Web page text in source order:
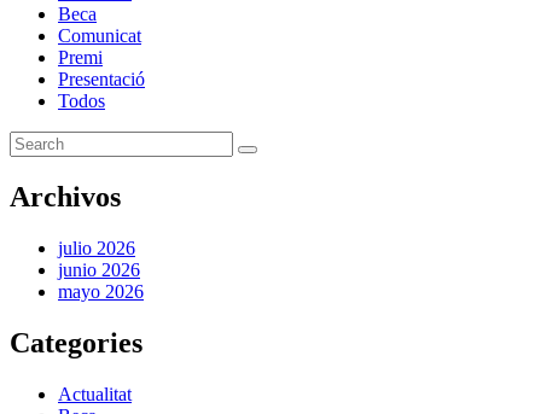
Beca
Comunicat
Premi
Presentació
Todos
Archivos
julio 2026
junio 2026
mayo 2026
Categories
Actualitat